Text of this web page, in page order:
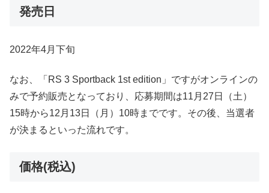
発売日
2022年4月下旬
なお、「RS 3 Sportback 1st edition」ですがオンラインの
みで予約販売となっており、応募期間は11月27日（土）
15時から12月13日（月）10時までです。その後、当選者
が決まるといった流れです。
価格(税込)